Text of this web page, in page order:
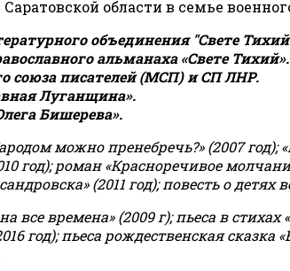
Саратовской области в семье
объединения "Свете
альманаха «Свете Тихий».
союза писателей (МСП) и СП ЛНР.
Луганщина».
Бишерева».
можно пренебречь?» (2007 год);
год); роман «Красноречивое
(2011 год); повесть о детях
все времена» (2009 г); пьеса в
год); пьеса рождественская сказка